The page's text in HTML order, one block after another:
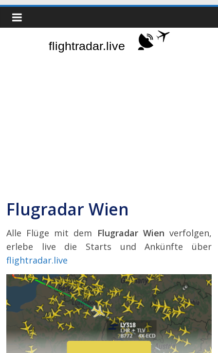
Zum
Inhalt
Real-
Time
Watch
Air
Traffic
Live
Flugradar Wien
Alle Flüge mit dem Flugradar Wien verfolgen,
erlebe live die Starts und Ankünfte über
flightradar.live